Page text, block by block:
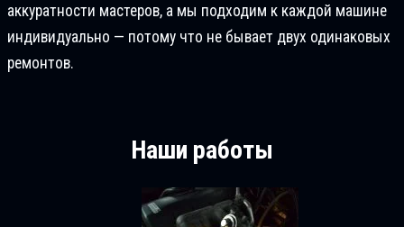
аккуратности мастеров, а мы подходим к каждой машине
индивидуально — потому что не бывает двух одинаковых
ремонтов.
Наши работы